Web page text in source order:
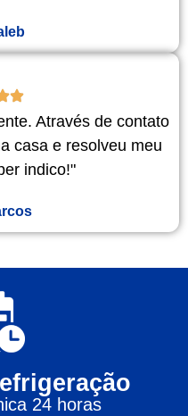
Através de contato
casa e resolveu meu
indico!"
24 horas